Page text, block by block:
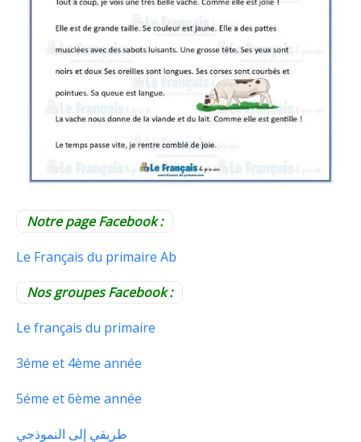
Notre page Facebook :
Le Français du primaire Ab
Nos groupes Facebook :
Le français du primaire
3éme et 4ème année
5éme et 6ème année
طريقي إلى النموذجي